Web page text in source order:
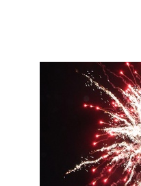
2017
2011